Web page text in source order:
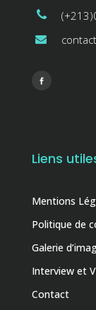
Liens
Mentions
Politique de
Galerie
Interview et
Contact